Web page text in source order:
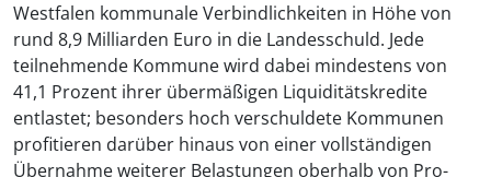
Westfalen kommunale Verbindlichkeiten in Höhe von
rund 8,9 Milliarden Euro in die Landesschuld. Jede
teilnehmende Kommune wird dabei mindestens von
41,1 Prozent ihrer übermäßigen Liquiditätskredite
entlastet; besonders hoch verschuldete Kommunen
profitieren darüber hinaus von einer vollständigen
Übernahme weiterer Belastungen oberhalb von Pro-